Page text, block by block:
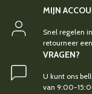
MIJN
Snel regelen
retourneer
VRAGEN?
U kunt ons
van 9:00-